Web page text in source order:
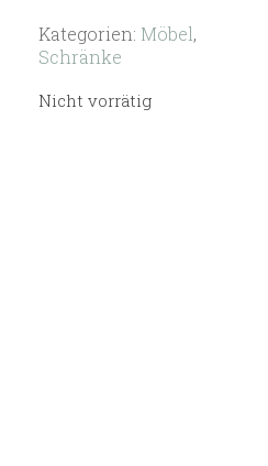
Kategorien: Möbel,
Schränke
Nicht vorrätig